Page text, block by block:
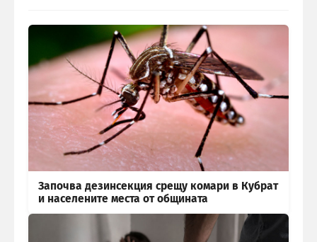
Започва дезинсекция срещу комари в Кубрат
и населените места от общината